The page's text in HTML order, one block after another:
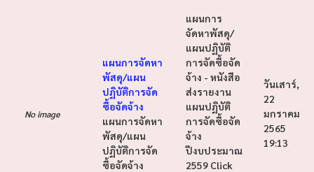
No image
แผนการจัดหา
พัสดุ/แผน
ปฏิบัติการจัด
ซื้อจัดจ้าง
แผนการจัดหา
พัสดุ/แผน
ปฏิบัติการจัด
ซื้อจัดจ้าง
แผนการ
จัดหาพัสดุ/
แผนปฏิบัติ
การจัดซื้อจัด
จ้าง - หนังสือ
ส่งรายงาน
แผนปฏิบัติ
การจัดซื้อจัด
จ้าง
ปีงบประมาณ
2559 Click
วันเสาร์,
22
มกราคม
2565
19:13